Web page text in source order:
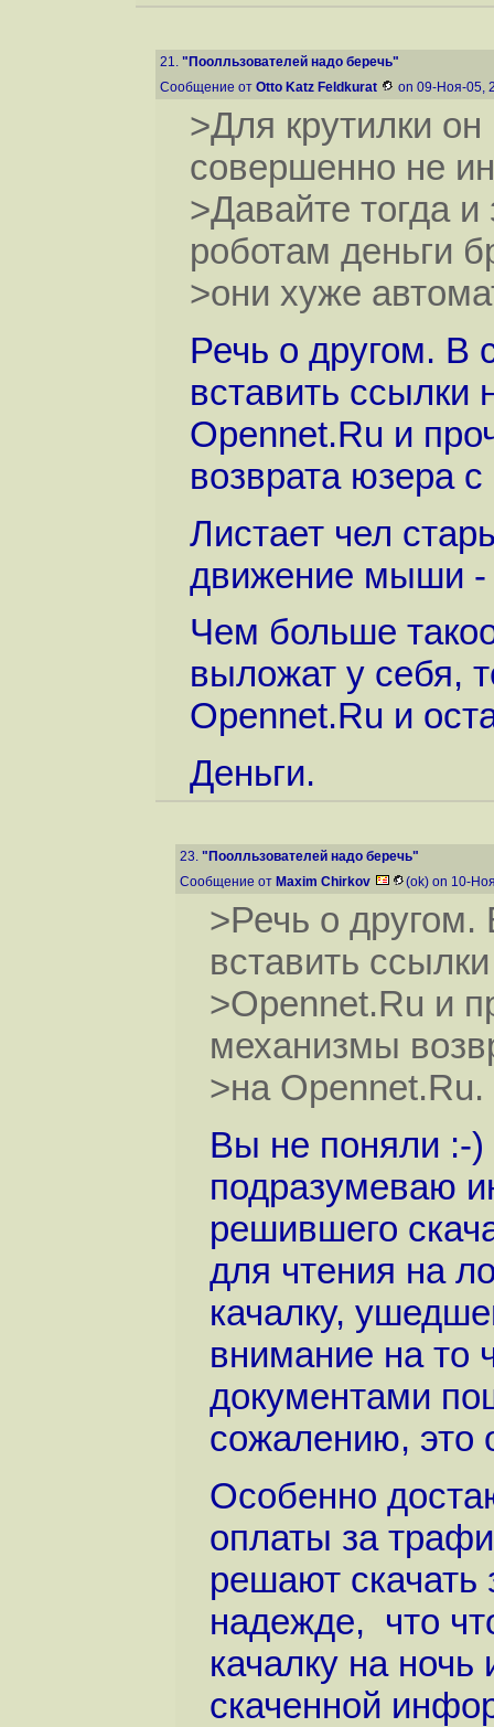
21. "Поолльзователей надо беречь"
Сообщение от Otto Katz Feldkurat on 09-Ноя-05,
>Для крутилки
совершенно не
>Давайте тогда
роботам деньги
>они хуже
Речь о другом. В
вставить ссылки
Opennet.Ru и
возврата юзера
Листает чел
движение мыши -
Чем больше
выложат у себя,
Opennet.Ru и
Деньги.
23. "Поолльзователей надо беречь"
Сообщение от Maxim Chirkov (ok) on 10-
>Речь о
вставить
>Opennet.Ru и
механизмы
>на Opennet.Ru.
Вы не поняли :-)
подразумеваю
решившего
для чтения на
качалку,
внимание на то
документами
сожалению, это
Особенно
оплаты за
решают скачать
надежде, что
качалку на
скаченной